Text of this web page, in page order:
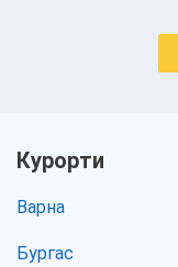
Курорти
Варна
Бургас